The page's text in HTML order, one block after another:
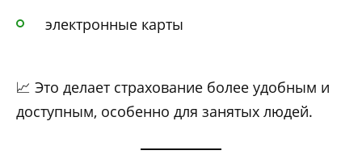
электронные карты
📈 Это делает страхование более удобным и
доступным, особенно для занятых людей.